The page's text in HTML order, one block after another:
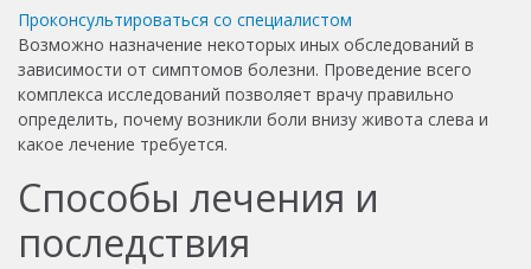
Проконсультироваться со специалистом
Возможно назначение некоторых иных обследований в
зависимости от симптомов болезни. Проведение всего
комплекса исследований позволяет врачу правильно
определить, почему возникли боли внизу живота слева и
какое лечение требуется.
Способы лечения и
последствия